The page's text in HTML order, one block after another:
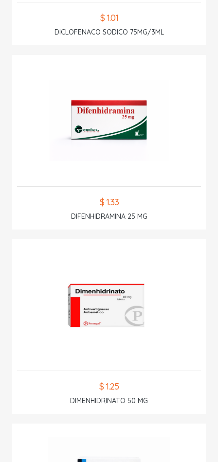
$ 1.01
DICLOFENACO SODICO 75MG/3ML
$ 1.33
DIFENHIDRAMINA 25 MG
$ 1.25
DIMENHIDRINATO 50 MG